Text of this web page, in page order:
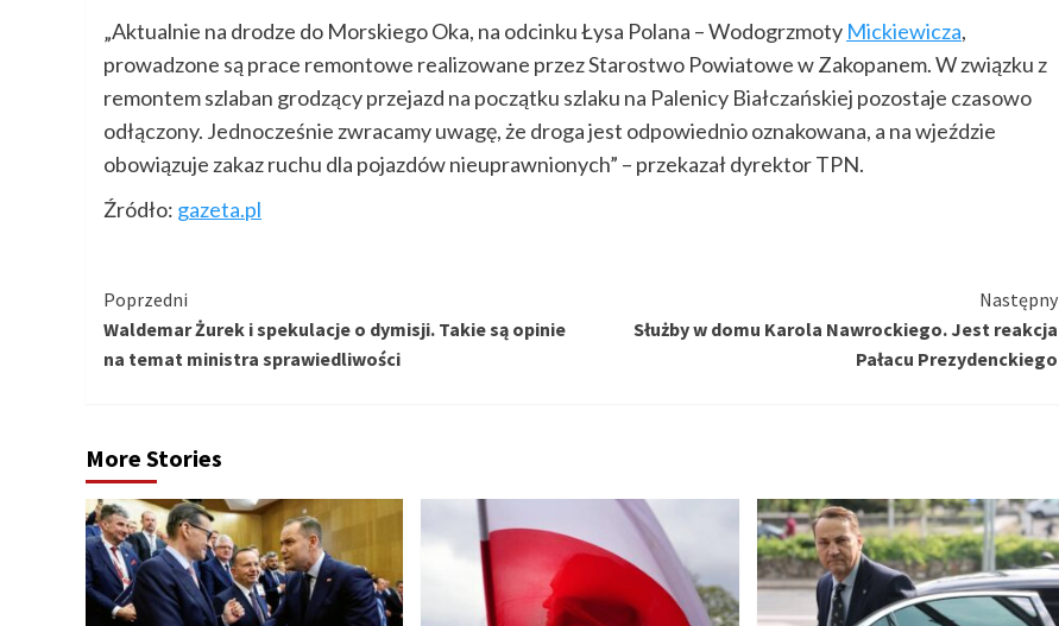
„Aktualnie na drodze do Morskiego Oka, na odcinku Łysa Polana – Wodogrzmoty Mickiewicza,
prowadzone są prace remontowe realizowane przez Starostwo Powiatowe w Zakopanem. W związku z
remontem szlaban grodzący przejazd na początku szlaku na Palenicy Białczańskiej pozostaje czasowo
odłączony. Jednocześnie zwracamy uwagę, że droga jest odpowiednio oznakowana, a na wjeździe
obowiązuje zakaz ruchu dla pojazdów nieuprawnionych” – przekazał dyrektor TPN.
Źródło: gazeta.pl
Kontynuuj
czytanie
Poprzedni
Waldemar Żurek i spekulacje o dymisji. Takie są opinie
na temat ministra sprawiedliwości
Następny
Służby w domu Karola Nawrockiego. Jest reakcja
Pałacu Prezydenckiego
More Stories